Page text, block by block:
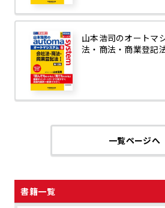
書籍一覧
山本浩司のオートマ
法・商法・商業登記
一覧ページへ